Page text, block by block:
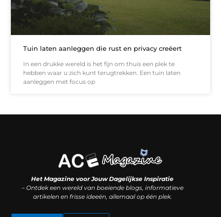
Tuin laten aanleggen die rust en privacy creëert
In een drukke wereld is het fijn om thuis een plek te
hebben waar u zich kunt terugtrekken. Een tuin laten
aanleggen met focus op
Het Magazine voor Jouw Dagelijkse Inspiratie
– Ontdek een wereld van boeiende blogs, informatieve
artikelen en frisse ideeën, allemaal op één plek.